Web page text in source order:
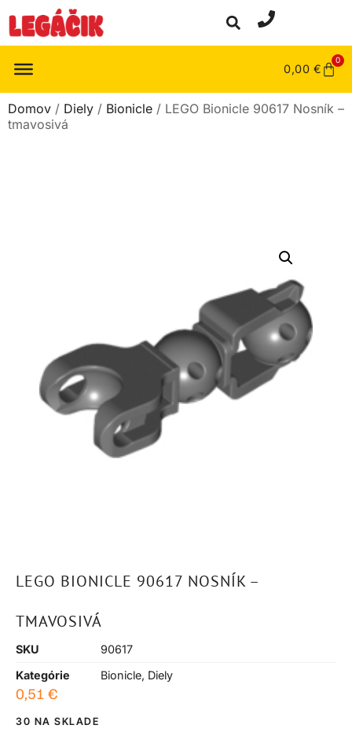
0,00 €
0
Domov / Diely / Bionicle / LEGO Bionicle 90617 Nosník –
tmavosivá
LEGO BIONICLE 90617 NOSNÍK –
TMAVOSIVÁ
SKU
90617
Kategórie
Bionicle, Diely
0,51 €
30 NA SKLADE